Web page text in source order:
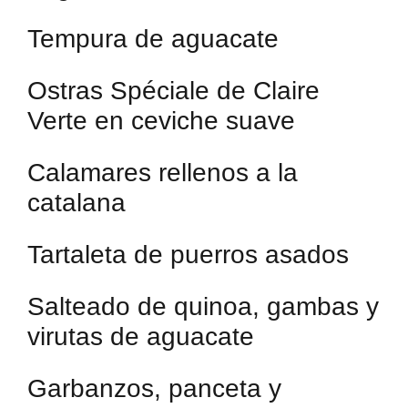
Tempura de aguacate
Ostras Spéciale de Claire
Verte en ceviche suave
Calamares rellenos a la
catalana
Tartaleta de puerros asados
Salteado de quinoa, gambas y
virutas de aguacate
Garbanzos, panceta y